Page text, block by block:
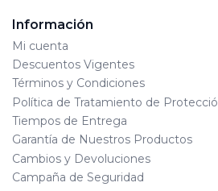
Información
Mi cuenta
Descuentos Vigentes
Términos y Condiciones
Política de Tratamiento de
Tiempos de Entrega
Garantía de Nuestros Productos
Cambios y Devoluciones
Campaña de Seguridad